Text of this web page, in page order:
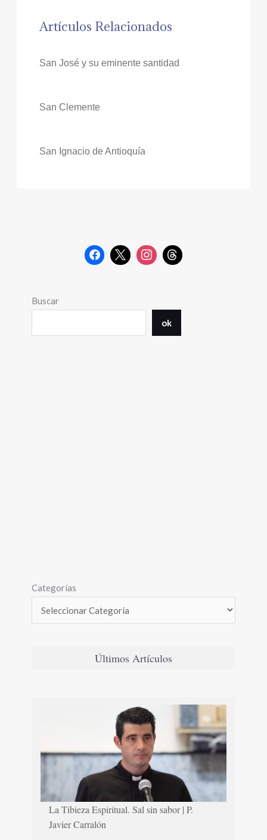
Artículos Relacionados
San José y su eminente santidad
San Clemente
San Ignacio de Antioquía
Buscar
ok
Categorías
Últimos Artículos
La Tibieza Espiritual. Sal sin sabor | P.
Javier Carralón